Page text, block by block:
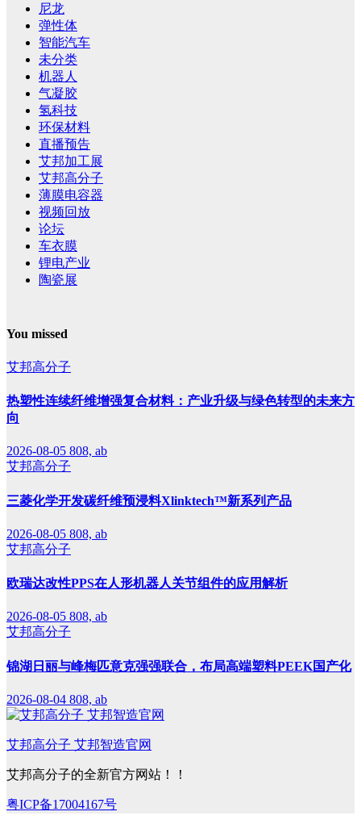
尼龙
弹性体
智能汽车
未分类
机器人
气凝胶
氢科技
环保材料
直播预告
艾邦加工展
艾邦高分子
薄膜电容器
视频回放
论坛
车衣膜
锂电产业
陶瓷展
You missed
艾邦高分子
热塑性连续纤维增强复合材料：产业升级与绿色转型的未来方
向
2026-08-05 808, ab
艾邦高分子
三菱化学开发碳纤维预浸料Xlinktech™新系列产品
2026-08-05 808, ab
艾邦高分子
欧瑞达改性PPS在人形机器人关节组件的应用解析
2026-08-05 808, ab
艾邦高分子
锦湖日丽与峰梅匹意克强强联合，布局高端塑料PEEK国产化
2026-08-04 808, ab
艾邦高分子 艾邦智造官网
艾邦高分子的全新官方网站！！
粤ICP备17004167号